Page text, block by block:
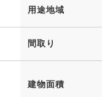
用途地域
間取り
建物面積